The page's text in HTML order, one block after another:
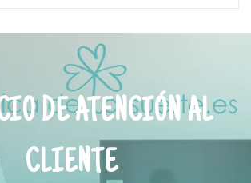
DE ATENCIÓN AL
CLIENTE